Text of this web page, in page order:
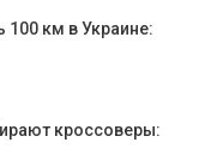
100 км в Украине:
кроссоверы: